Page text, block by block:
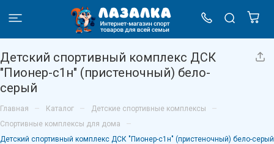
Детский спортивный комплекс ДСК
"Пионер-с1н" (пристеночный) бело-
серый
Главная – Каталог – Детские спортивные комплексы –
Спортивные комплексы для дома –
Детский спортивный комплекс ДСК "Пионер-с1н" (пристеночный) бело-серый